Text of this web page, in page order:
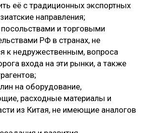
её с традиционных экспортных
направления;
и торговыми
РФ в странах, не
к недружественным, вопроса
входа на эти рынки, а также
на оборудование,
расходные материалы и
из Китая, не имеющие аналогов